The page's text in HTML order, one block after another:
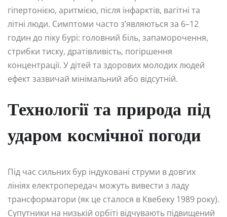
гіпертонією, аритмією, після інфарктів, вагітні та
літні люди. Симптоми часто з’являються за 6–12
годин до піку бурі: головний біль, запаморочення,
стрибки тиску, дратівливість, погіршення
концентрації. У дітей та здорових молодих людей
ефект зазвичай мінімальний або відсутній.
Технології та природа під
ударом космічної погоди
Під час сильних бур індуковані струми в довгих
лініях електропередач можуть вивести з ладу
трансформатори (як це сталося в Квебеку 1989 року).
Супутники на низькій орбіті відчувають підвищений